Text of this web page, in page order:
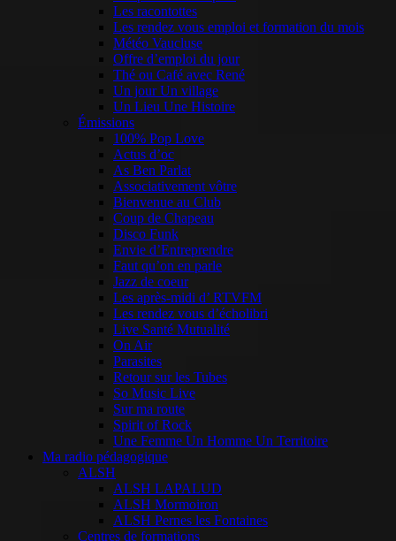
Les racontottes
Les rendez vous emploi et formation du mois
Météo Vaucluse
Offre d’emploi du jour
Thé ou Café avec René
Un jour Un village
Un Lieu Une Histoire
Émissions
100% Pop Love
Actus d’oc
As Ben Parlat
Associativement vôtre
Bienvenue au Club
Coup de Chapeau
Disco Funk
Envie d’Entreprendre
Faut qu’on en parle
Jazz de coeur
Les après-midi d’ RTVFM
Les rendez vous d’écholibri
Live Santé Mutualité
On Air
Parasites
Retour sur les Tubes
So Music Live
Sur ma route
Spirit of Rock
Une Femme Un Homme Un Territoire
Ma radio pédagogique
ALSH
ALSH LAPALUD
ALSH Mormoiron
ALSH Pernes les Fontaines
Centres de formations